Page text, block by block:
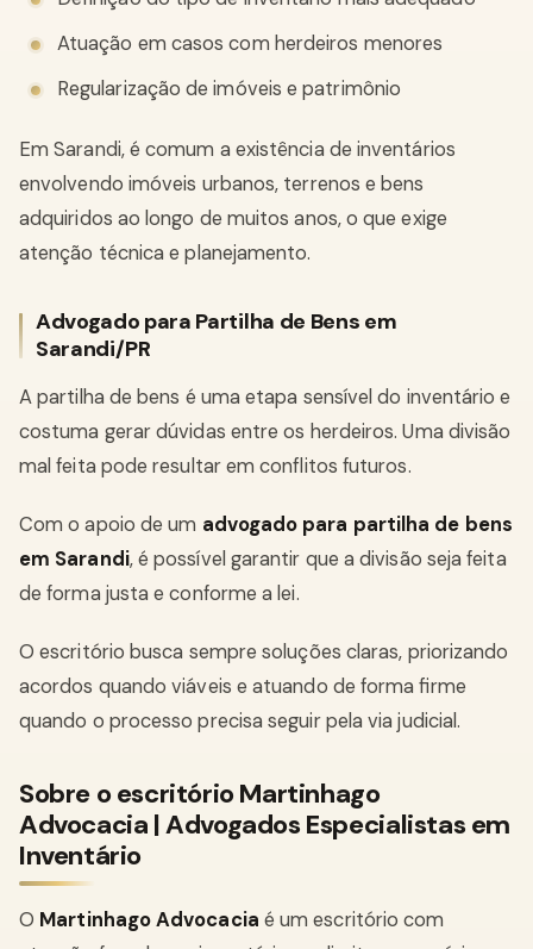
Atuação em casos com herdeiros menores
Regularização de imóveis e patrimônio
Em Sarandi, é comum a existência de inventários
envolvendo imóveis urbanos, terrenos e bens
adquiridos ao longo de muitos anos, o que exige
atenção técnica e planejamento.
Advogado para Partilha de Bens em
Sarandi/PR
A partilha de bens é uma etapa sensível do inventário e
costuma gerar dúvidas entre os herdeiros. Uma divisão
mal feita pode resultar em conflitos futuros.
Com o apoio de um advogado para partilha de bens
em Sarandi, é possível garantir que a divisão seja feita
de forma justa e conforme a lei.
O escritório busca sempre soluções claras, priorizando
acordos quando viáveis e atuando de forma firme
quando o processo precisa seguir pela via judicial.
Sobre o escritório Martinhago
Advocacia | Advogados Especialistas em
Inventário
O Martinhago Advocacia é um escritório com